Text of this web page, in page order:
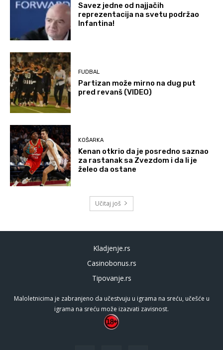
Savez jedne od najjačih
reprezentacija na svetu podržao
Infantina!
FUDBAL
Partizan može mirno na dug put
pred revanš (VIDEO)
KOŠARKA
Kenan otkrio da je posredno saznao
za rastanak sa Zvezdom i da li je
želeo da ostane
Učitaj još
Kladjenje.rs
Casinobonus.rs
Tipovanje.rs
Maloletnicima je zabranjeno da učestvuju u igrama na sreću, učešće u
igrama na sreću može izazvati zavisnost.